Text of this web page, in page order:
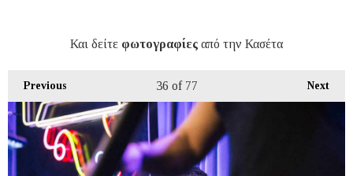
Και δείτε φωτογραφίες από την Κασέτα
Previous Next
36 of 77